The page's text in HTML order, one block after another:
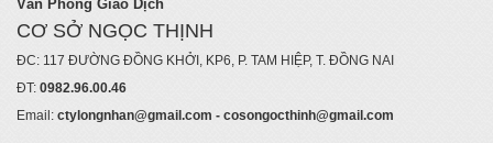
Văn Phòng Giao Dịch
CƠ SỞ NGỌC THỊNH
ĐC: 117 ĐƯỜNG ĐỒNG KHỞI, KP6, P. TAM HIỆP, T. ĐỒNG NAI
ĐT: 0982.96.00.46
Email: ctylongnhan@gmail.com - cosongocthinh@gmail.com